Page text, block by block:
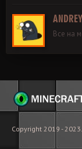
ANDREY
Все на
Copyright 2019 -